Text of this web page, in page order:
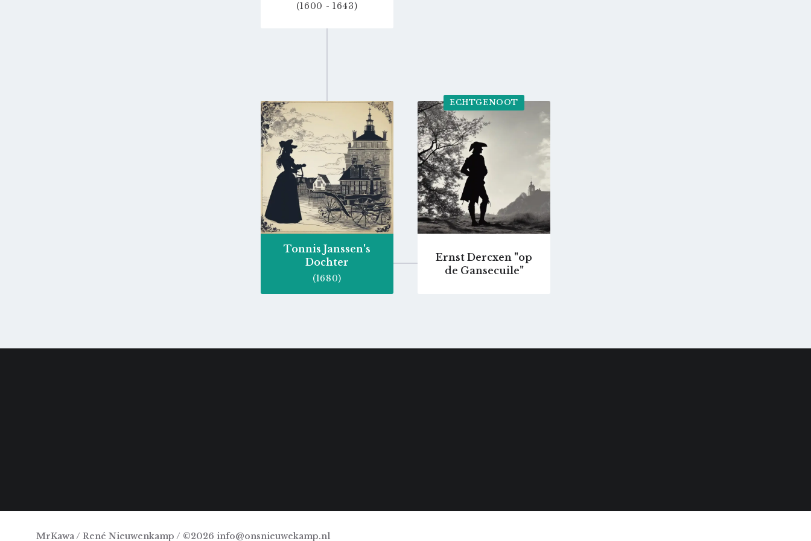
(1600 - 1643)
Go
to
profile
page
Tonnis Janssen's
Dochter
(1680)
ECHTGENOOT
Go
to
profile
Ernst Dercxen "op
de Gansecuile"
MrKawa / René Nieuwenkamp / ©2026 info@onsnieuwekamp.nl